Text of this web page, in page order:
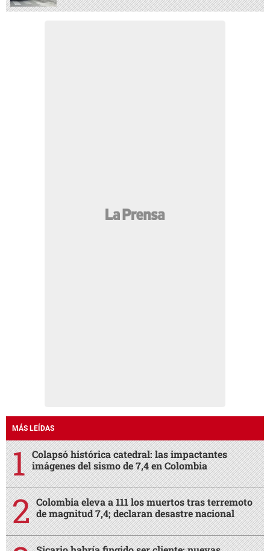
MÁS LEÍDAS
Colapsó histórica catedral: las impactantes
imágenes del sismo de 7,4 en Colombia
Colombia eleva a 111 los muertos tras terremoto
de magnitud 7,4; declaran desastre nacional